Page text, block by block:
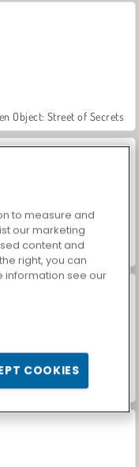
Object: Street of Secrets
Car Parking City Duel
Farm Merge Valley
to measure and
our marketing
content and
right, you can
information see our
COOKIES